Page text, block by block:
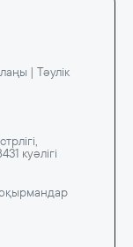
| Тәулік
куәлігі